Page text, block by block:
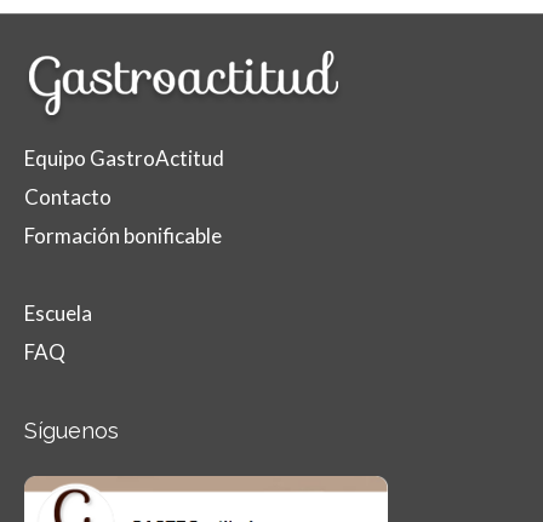
Equipo GastroActitud
Contacto
Formación bonificable
Escuela
FAQ
Síguenos